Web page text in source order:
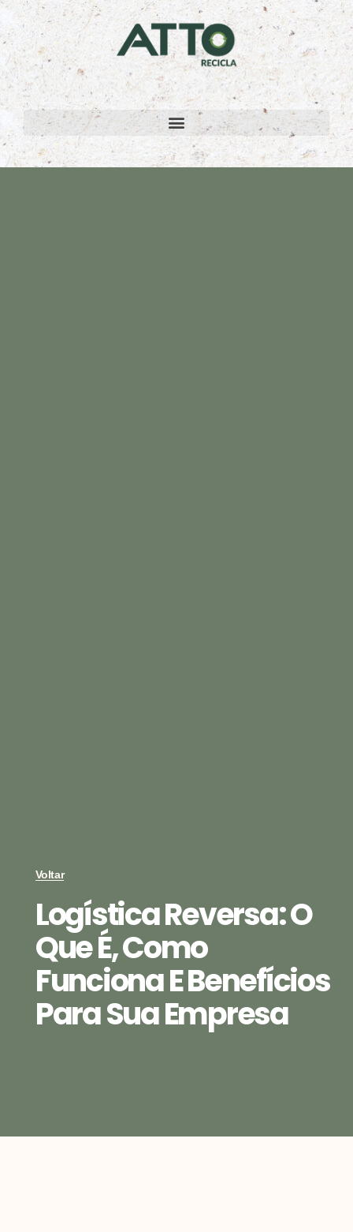
Voltar
Logística Reversa: O
Que É, Como
Funciona E Benefícios
Para Sua Empresa